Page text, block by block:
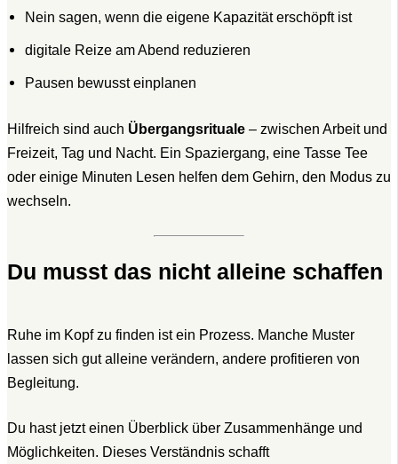
Nein sagen, wenn die eigene Kapazität erschöpft ist
digitale Reize am Abend reduzieren
Pausen bewusst einplanen
Hilfreich sind auch Übergangsrituale – zwischen Arbeit und
Freizeit, Tag und Nacht. Ein Spaziergang, eine Tasse Tee
oder einige Minuten Lesen helfen dem Gehirn, den Modus zu
wechseln.
Du musst das nicht alleine schaffen
Ruhe im Kopf zu finden ist ein Prozess. Manche Muster
lassen sich gut alleine verändern, andere profitieren von
Begleitung.
Du hast jetzt einen Überblick über Zusammenhänge und
Möglichkeiten. Dieses Verständnis schafft